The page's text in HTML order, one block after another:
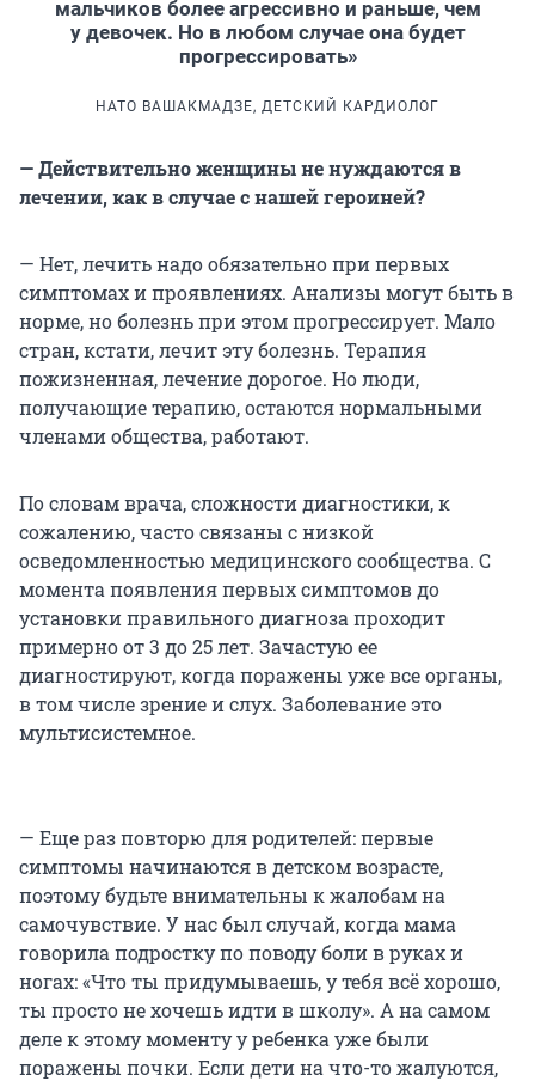
мальчиков более агрессивно и раньше, чем
у девочек. Но в любом случае она будет
прогрессировать»
НАТО ВАШАКМАДЗЕ, ДЕТСКИЙ КАРДИОЛОГ
— Действительно женщины не нуждаются в
лечении, как в случае с нашей героиней?
— Нет, лечить надо обязательно при первых
симптомах и проявлениях. Анализы могут быть в
норме, но болезнь при этом прогрессирует. Мало
стран, кстати, лечит эту болезнь. Терапия
пожизненная, лечение дорогое. Но люди,
получающие терапию, остаются нормальными
членами общества, работают.
По словам врача, сложности диагностики, к
сожалению, часто связаны с низкой
осведомленностью медицинского сообщества. С
момента появления первых симптомов до
установки правильного диагноза проходит
примерно от 3 до 25 лет. Зачастую ее
диагностируют, когда поражены уже все органы,
в том числе зрение и слух. Заболевание это
мультисистемное.
— Еще раз повторю для родителей: первые
симптомы начинаются в детском возрасте,
поэтому будьте внимательны к жалобам на
самочувствие. У нас был случай, когда мама
говорила подростку по поводу боли в руках и
ногах: «Что ты придумываешь, у тебя всё хорошо,
ты просто не хочешь идти в школу». А на самом
деле к этому моменту у ребенка уже были
поражены почки. Если дети на что-то жалуются,